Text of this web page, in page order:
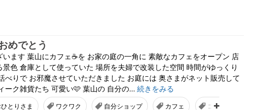
めでとう
います 葉山にカフェ☕️を お家の庭の一角に 素敵なカフェをオープン 店
景色 倉庫として使っていた 場所を夫婦で改装した空間 時間がゆっくり
べりで お邪魔させていただきました お庭には 奥さまがネット販売して
ーク雑貨たち 可愛い🩷 葉山の 自分の... 続きをみる
とりさま ワクワク 自分ショップ カフェ コミュニティ